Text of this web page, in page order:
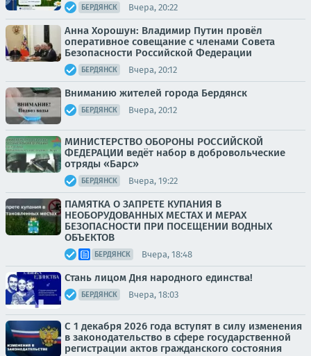
БЕРДЯНСК Вчера, 20:22
Анна Хорошун: Владимир Путин провёл
оперативное совещание с членами Совета
Безопасности Российской Федерации
БЕРДЯНСК Вчера, 20:12
Вниманию жителей города Бердянск
БЕРДЯНСК Вчера, 20:12
МИНИСТЕРСТВО ОБОРОНЫ РОССИЙСКОЙ
ФЕДЕРАЦИИ ведёт набор в добровольческие
отряды «Барс»
БЕРДЯНСК Вчера, 19:22
ПАМЯТКА О ЗАПРЕТЕ КУПАНИЯ В
НЕОБОРУДОВАННЫХ МЕСТАХ И МЕРАХ
БЕЗОПАСНОСТИ ПРИ ПОСЕЩЕНИИ ВОДНЫХ
ОБЪЕКТОВ
БЕРДЯНСК Вчера, 18:48
Стань лицом Дня народного единства!
БЕРДЯНСК Вчера, 18:03
С 1 декабря 2026 года вступят в силу изменения
в законодательство в сфере государственной
регистрации актов гражданского состояния